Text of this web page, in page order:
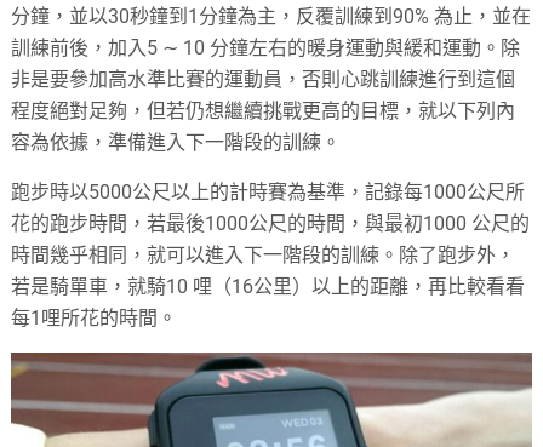
分鐘，並以30秒鐘到1分鐘為主，反覆訓練到90% 為止，並在
訓練前後，加入5 ∼ 10 分鐘左右的暖身運動與緩和運動。除
非是要參加高水準比賽的運動員，否則心跳訓練進行到這個
程度絕對足夠，但若仍想繼續挑戰更高的目標，就以下列內
容為依據，準備進入下一階段的訓練。
跑步時以5000公尺以上的計時賽為基準，記錄每1000公尺所
花的跑步時間，若最後1000公尺的時間，與最初1000 公尺的
時間幾乎相同，就可以進入下一階段的訓練。除了跑步外，
若是騎單車，就騎10 哩（16公里）以上的距離，再比較看看
每1哩所花的時間。